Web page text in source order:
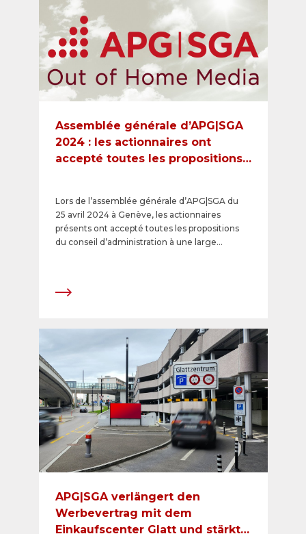
Assemblée générale d’APG|SGA
2024 : les actionnaires ont
accepté toutes les propositions –
Lors de l’assemblée générale d’APG|SGA du
25 avril 2024 à Genève, les actionnaires
présents ont accepté toutes les propositions
du conseil d’administration à une large
APG|SGA verlängert den
Werbevertrag mit dem
Einkaufscenter Glatt und stärkt